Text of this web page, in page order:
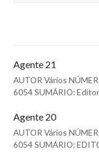
Agente 21
AUTOR Vários
6054 SUMÁRIO:
Agente 20
AUTOR Vários
6054 SUMÁRIO: